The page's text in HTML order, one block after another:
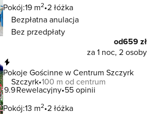
Pokój:19 m2 2 łóżka
Bezpłatna anulacja
Bez przedpłaty
od659 zł
za 1 noc, 2 osoby
Pokoje Gościnne w Centrum Szczyrk
Szczyrk 100 m od centrum
9.9Rewelacyjny 55 opinii
Pokój:13 m2 2 łóżka